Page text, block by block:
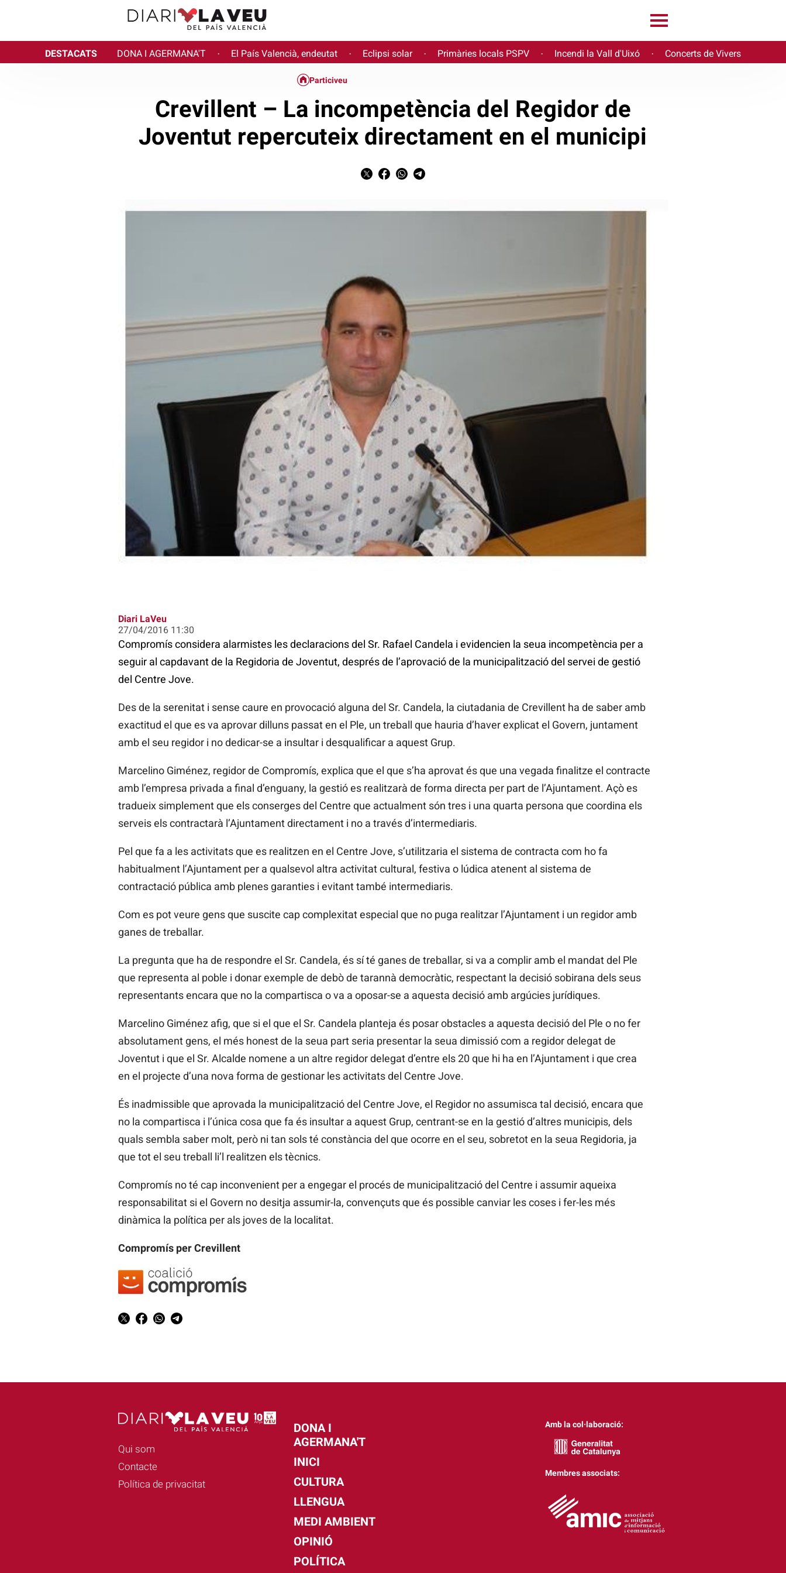
DESTACATS DONA I AGERMANA'T · El País Valencià, endeutat · Eclipsi solar · Primàries locals PSPV · Incendi la Vall d'Uixó · Concerts de Vivers
Particiveu
Crevillent – La incompetència del Regidor de
Joventut repercuteix directament en el municipi
Diari LaVeu
27/04/2016 11:30
Compromís considera alarmistes les declaracions del Sr. Rafael Candela i evidencien la seua incompetència per a
seguir al capdavant de la Regidoria de Joventut, després de l’aprovació de la municipalització del servei de gestió
del Centre Jove.
Des de la serenitat i sense caure en provocació alguna del Sr. Candela, la ciutadania de Crevillent ha de saber amb
exactitud el que es va aprovar dilluns passat en el Ple, un treball que hauria d’haver explicat el Govern, juntament
amb el seu regidor i no dedicar-se a insultar i desqualificar a aquest Grup.
Marcelino Giménez, regidor de Compromís, explica que el que s’ha aprovat és que una vegada finalitze el contracte
amb l’empresa privada a final d’enguany, la gestió es realitzarà de forma directa per part de l’Ajuntament. Açò es
tradueix simplement que els conserges del Centre que actualment són tres i una quarta persona que coordina els
serveis els contractarà l’Ajuntament directament i no a través d’intermediaris.
Pel que fa a les activitats que es realitzen en el Centre Jove, s’utilitzaria el sistema de contracta com ho fa
habitualment l’Ajuntament per a qualsevol altra activitat cultural, festiva o lúdica atenent al sistema de
contractació pública amb plenes garanties i evitant també intermediaris.
Com es pot veure gens que suscite cap complexitat especial que no puga realitzar l’Ajuntament i un regidor amb
ganes de treballar.
La pregunta que ha de respondre el Sr. Candela, és sí té ganes de treballar, si va a complir amb el mandat del Ple
que representa al poble i donar exemple de debò de tarannà democràtic, respectant la decisió sobirana dels seus
representants encara que no la compartisca o va a oposar-se a aquesta decisió amb argúcies jurídiques.
Marcelino Giménez afig, que si el que el Sr. Candela planteja és posar obstacles a aquesta decisió del Ple o no fer
absolutament gens, el més honest de la seua part seria presentar la seua dimissió com a regidor delegat de
Joventut i que el Sr. Alcalde nomene a un altre regidor delegat d’entre els 20 que hi ha en l’Ajuntament i que crea
en el projecte d’una nova forma de gestionar les activitats del Centre Jove.
És inadmissible que aprovada la municipalització del Centre Jove, el Regidor no assumisca tal decisió, encara que
no la compartisca i l’única cosa que fa és insultar a aquest Grup, centrant-se en la gestió d’altres municipis, dels
quals sembla saber molt, però ni tan sols té constància del que ocorre en el seu, sobretot en la seua Regidoria, ja
que tot el seu treball li’l realitzen els tècnics.
Compromís no té cap inconvenient per a engegar el procés de municipalització del Centre i assumir aqueixa
responsabilitat si el Govern no desitja assumir-la, convençuts que és possible canviar les coses i fer-les més
dinàmica la política per als joves de la localitat.
Compromís per Crevillent
Qui som
Contacte
Política de privacitat
DONA I
AGERMANA'T
INICI
CULTURA
LLENGUA
MEDI AMBIENT
OPINIÓ
POLÍTICA
Amb la col·laboració:
Membres associats: